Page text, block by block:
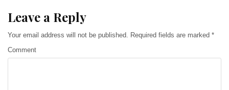
Leave a Reply
Your email address will not be published. Required fields are marked *
Comment